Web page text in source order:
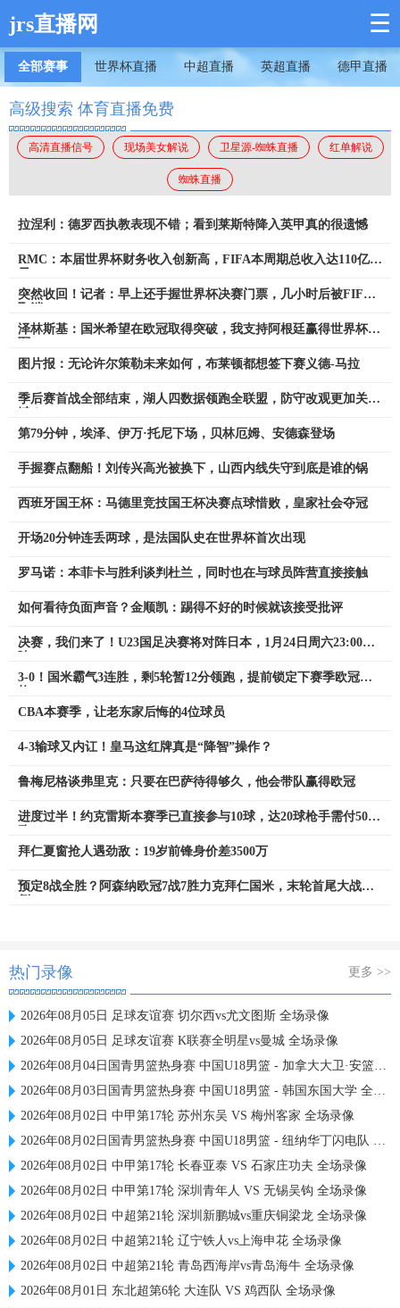
jrs直播网 ☰
全部赛事 世界杯直播 中超直播 英超直播 德甲直播
高级搜索 体育直播免费
高清直播信号 现场美女解说 卫星源-蜘蛛直播 红单解说
蜘蛛直播
拉涅利：德罗西执教表现不错；看到莱斯特降入英甲真的很遗憾
RMC：本届世界杯财务收入创新高，FIFA本周期总收入达110亿美
突然收回！记者：早上还手握世界杯决赛门票，几小时后被FIFA
泽林斯基：国米希望在欧冠取得突破，我支持阿根廷赢得世界杯冠
图片报：无论许尔策勒未来如何，布莱顿都想签下赛义德-马拉
季后赛首战全部结束，湖人四数据领跑全联盟，防守改观更加关
第79分钟，埃泽、伊万·托尼下场，贝林厄姆、安德森登场
手握赛点翻船！刘传兴高光被换下，山西内线失守到底是谁的锅
西班牙国王杯：马德里竞技国王杯决赛点球惜败，皇家社会夺冠
开场20分钟连丢两球，是法国队史在世界杯首次出现
罗马诺：本菲卡与胜利谈判杜兰，同时也在与球员阵营直接接触
如何看待负面声音？金顺凯：踢得不好的时候就该接受批评
决赛，我们来了！U23国足决赛将对阵日本，1月24日周六23:00打
3-0！国米霸气3连胜，剩5轮暂12分领跑，提前锁定下赛季欧冠资
CBA本赛季，让老东家后悔的4位球员
4-3输球又内讧！皇马这红牌真是“降智”操作？
鲁梅尼格谈弗里克：只要在巴萨待得够久，他会带队赢得欧冠
进度过半！约克雷斯本赛季已直接参与10球，达20球枪手需付50万
拜仁夏窗抢人遇劲敌：19岁前锋身价差3500万
预定8战全胜？阿森纳欧冠7战7胜力克拜仁国米，末轮首尾大战打
热门录像 更多 >>
2026年08月05日 足球友谊赛 切尔西vs尤文图斯 全场录像
2026年08月05日 足球友谊赛 K联赛全明星vs曼城 全场录像
2026年08月04日国青男篮热身赛 中国U18男篮 - 加拿大大卫·安篮球学院 全场录像
2026年08月03日国青男篮热身赛 中国U18男篮 - 韩国东国大学 全场录像
2026年08月02日 中甲第17轮 苏州东吴 VS 梅州客家 全场录像
2026年08月02日国青男篮热身赛 中国U18男篮 - 纽纳华丁闪电队 全场录像
2026年08月02日 中甲第17轮 长春亚泰 VS 石家庄功夫 全场录像
2026年08月02日 中甲第17轮 深圳青年人 VS 无锡吴钩 全场录像
2026年08月02日 中超第21轮 深圳新鹏城vs重庆铜梁龙 全场录像
2026年08月02日 中超第21轮 辽宁铁人vs上海申花 全场录像
2026年08月02日 中超第21轮 青岛西海岸vs青岛海牛 全场录像
2026年08月01日 东北超第6轮 大连队 VS 鸡西队 全场录像